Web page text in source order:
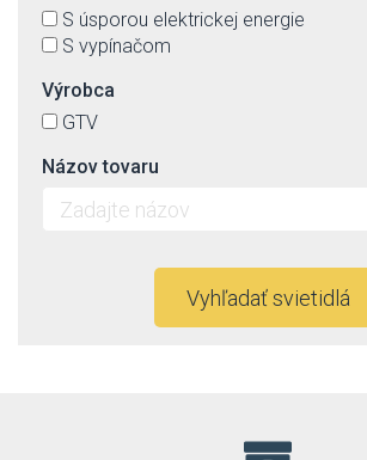
S úsporou elektrickej energie
S vypínačom
Výrobca
GTV
Názov tovaru
Vyhľadať svietidlá